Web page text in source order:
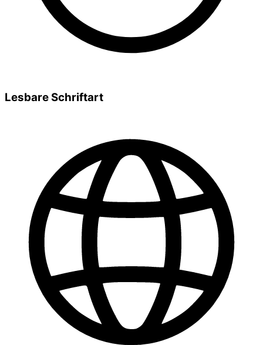
Lesbare Schriftart